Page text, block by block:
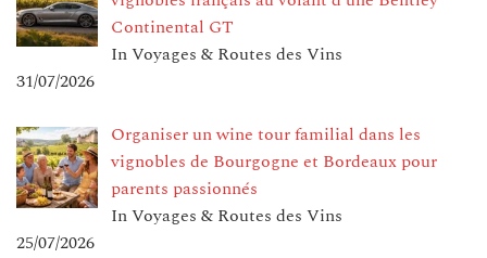
Continental GT
In Voyages & Routes des Vins
31/07/2026
Organiser un wine tour familial dans les
vignobles de Bourgogne et Bordeaux pour
parents passionnés
In Voyages & Routes des Vins
25/07/2026